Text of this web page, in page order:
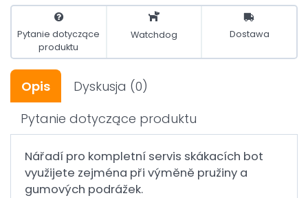
Pytanie dotyczące
produktu
Watchdog Dostawa
Opis Dyskusja (0)
Pytanie dotyczące produktu
Nářadí pro kompletní servis skákacích bot
využijete zejména při výměně pružiny a
gumových podrážek.